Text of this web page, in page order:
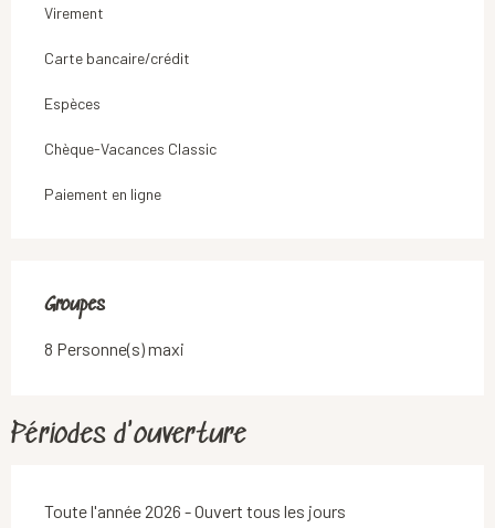
Virement
Carte bancaire/crédit
Espèces
Chèque-Vacances Classic
Paiement en ligne
Groupes
Groupes
8 Personne(s) maxi
Périodes d'ouverture
Toute l'année 2026 - Ouvert tous les jours